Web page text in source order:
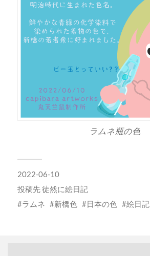
ラムネ瓶の色
2022-06-10
投稿先徒然に絵日記
ラムネ
新橋色 日本の色 絵日記